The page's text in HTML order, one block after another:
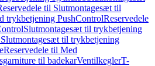
til Slutmontagesæt til
trykbetjening PushControlReservedele
Slutmontagesæt til trykbetjening
til trykbetjening
Reservedele til Med
til badekarVentilkeglerT-